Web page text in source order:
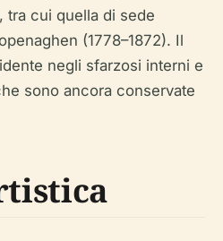
tra cui quella di sede
(1778–1872). Il
negli sfarzosi interni e
sono ancora conservate